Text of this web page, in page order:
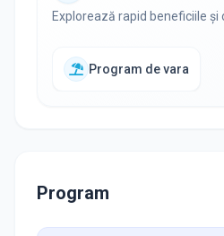
Explorează rapid beneficiile
Program de vara
Program